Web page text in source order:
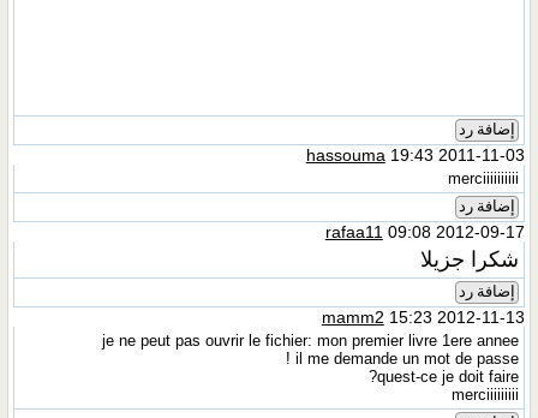
إضافة رد
hassouma 19:43 2011-11-03
merciiiiiiiiii
إضافة رد
rafaa11 09:08 2012-09-17
شكرا جزيلا
إضافة رد
mamm2 15:23 2012-11-13
je ne peut pas ouvrir le fichier: mon premier livre 1ere annee
il me demande un mot de passe !
quest-ce je doit faire?
merciiiiiiiii